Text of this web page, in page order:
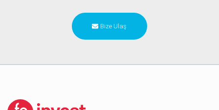
Bize Ulaş